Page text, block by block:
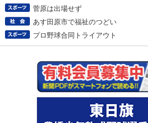
菅原は出場せず
あす田原市で福祉のつどい
プロ野球合同トライアウト